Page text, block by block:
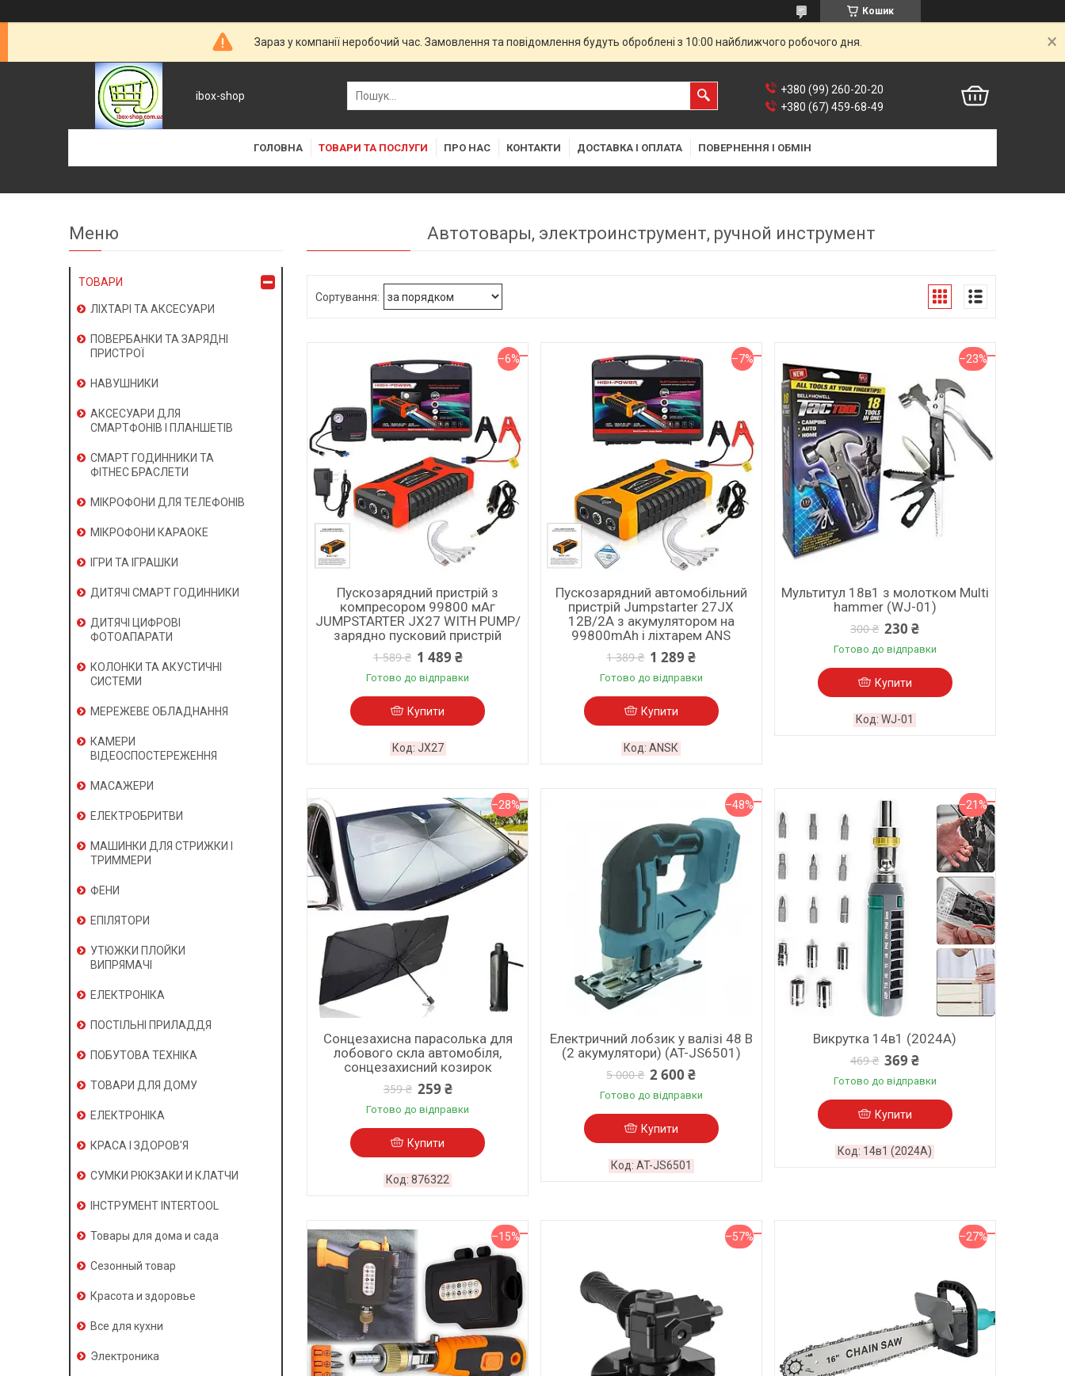
Кошик
Зараз у компанії неробочий час. Замовлення та повідомлення будуть оброблені з 10:00 найближчого робочого дня.
ibox-shop
+380 (99) 260-20-20
+380 (67) 459-68-49
ГОЛОВНА ТОВАРИ ТА ПОСЛУГИ ПРО НАС КОНТАКТИ ДОСТАВКА І ОПЛАТА ПОВЕРНЕННЯ І ОБМІН
Автотовары, электроинструмент, ручной инструмент
–6%
Пускозарядний пристрій з
компресором 99800 мАг
JUMPSTARTER JX27 WITH PUMP/
зарядно пусковий пристрій
1 589 ₴ 1 489 ₴
Готово до відправки
Купити
JX27
–7%
Пускозарядний автомобільний
пристрій Jumpstarter 27JX
12В/2А з акумулятором на
99800mAh і ліхтарем ANS
1 389 ₴ 1 289 ₴
Готово до відправки
Купити
ANSК
–23%
Мультитул 18в1 з молотком Multi
hammer (WJ-01)
300 ₴ 230 ₴
Готово до відправки
Купити
WJ-01
–28%
Сонцезахисна парасолька для
лобового скла автомобіля,
сонцезахисний козирок
359 ₴ 259 ₴
Готово до відправки
Купити
876322
–48%
Електричний лобзик у валізі 48 В
(2 акумулятори) (AT-JS6501)
5 000 ₴ 2 600 ₴
Готово до відправки
Купити
AT-JS6501
–21%
Викрутка 14в1 (2024A)
469 ₴ 369 ₴
Готово до відправки
Купити
14в1 (2024A)
–15% –57% –27%
ТОВАРИ
ЛІХТАРІ ТА АКСЕСУАРИ
ПОВЕРБАНКИ ТА ЗАРЯДНІ
ПРИСТРОЇ
НАВУШНИКИ
АКСЕСУАРИ ДЛЯ
СМАРТФОНІВ І ПЛАНШЕТІВ
СМАРТ ГОДИННИКИ ТА
ФІТНЕС БРАСЛЕТИ
МІКРОФОНИ ДЛЯ ТЕЛЕФОНІВ
МІКРОФОНИ КАРАОКЕ
ІГРИ ТА ІГРАШКИ
ДИТЯЧІ СМАРТ ГОДИННИКИ
ДИТЯЧІ ЦИФРОВІ
ФОТОАПАРАТИ
КОЛОНКИ ТА АКУСТИЧНІ
СИСТЕМИ
МЕРЕЖЕВЕ ОБЛАДНАННЯ
КАМЕРИ
ВІДЕОСПОСТЕРЕЖЕННЯ
МАСАЖЕРИ
ЕЛЕКТРОБРИТВИ
МАШИНКИ ДЛЯ СТРИЖКИ І
ТРИММЕРИ
ФЕНИ
ЕПІЛЯТОРИ
УТЮЖКИ ПЛОЙКИ
ВИПРЯМАЧІ
ЕЛЕКТРОНІКА
ПОСТІЛЬНІ ПРИЛАДДЯ
ПОБУТОВА ТЕХНІКА
ТОВАРИ ДЛЯ ДОМУ
ЕЛЕКТРОНІКА
КРАСА І ЗДОРОВ'Я
СУМКИ РЮКЗАКИ И КЛАТЧИ
ІНСТРУМЕНТ INTERTOOL
Товары для дома и сада
Сезонный товар
Красота и здоровье
Все для кухни
Электроника